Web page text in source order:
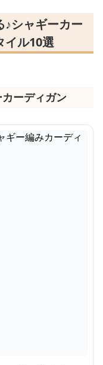
シャギーカー
イル10選
ーディガン